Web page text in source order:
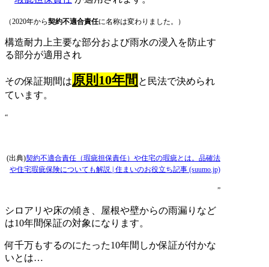
（2020年から契約不適合責任に名称は変わりました。）
構造耐力上主要な部分および雨水の浸入を防止す
る部分が適用され
その保証期間は原則10年間 と民法で決められ
ています。
“
(出典)契約不適合責任（瑕疵担保責任）や住宅の瑕疵とは。品確法
や住宅瑕疵保険についても解説 | 住まいのお役立ち記事 (suumo.jp)
”
シロアリや床の傾き、屋根や壁からの雨漏りなど
は10年間保証の対象になります。
何千万もするのにたった10年間しか保証が付かな
いとは…